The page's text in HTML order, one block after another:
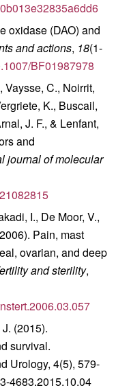
oxidase (DAO) and
and actions, 18(1-
BF01987978
Vaysse, C., Noirrit,
K., Buscail,
J. F., & Lenfant,
and
journal of molecular
I., De Moor, V.,
Pain, mast
ovarian, and deep
and sterility,
(2015).
survival.
Urology, 4(5), 579-
4683.2015.10.04